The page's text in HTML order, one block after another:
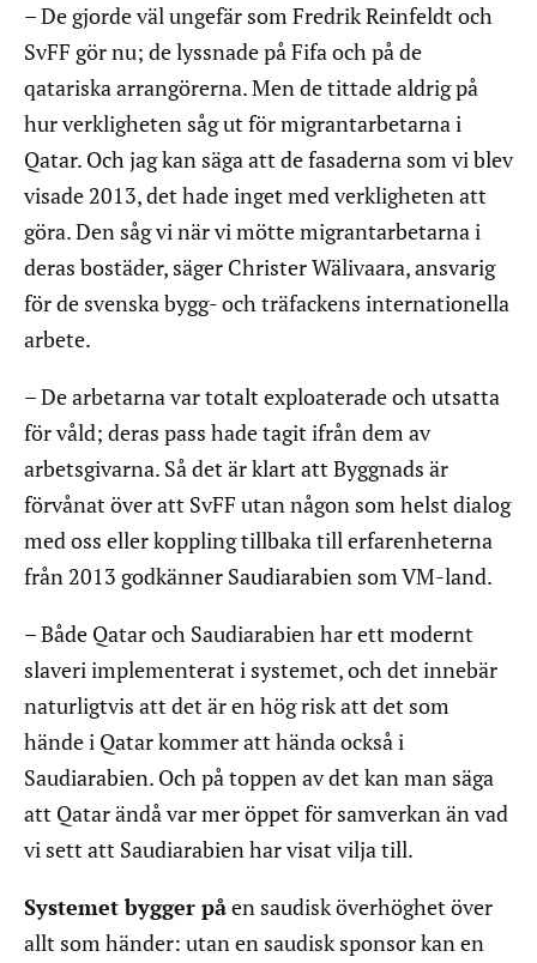
– De gjorde väl ungefär som Fredrik Reinfeldt och
SvFF gör nu; de lyssnade på Fifa och på de
qatariska arrangörerna. Men de tittade aldrig på
hur verkligheten såg ut för migrantarbetarna i
Qatar. Och jag kan säga att de fasaderna som vi blev
visade 2013, det hade inget med verkligheten att
göra. Den såg vi när vi mötte migrantarbetarna i
deras bostäder, säger Christer Wälivaara, ansvarig
för de svenska bygg- och träfackens internationella
arbete.
– De arbetarna var totalt exploaterade och utsatta
för våld; deras pass hade tagit ifrån dem av
arbetsgivarna. Så det är klart att Byggnads är
förvånat över att SvFF utan någon som helst dialog
med oss eller koppling tillbaka till erfarenheterna
från 2013 godkänner Saudiarabien som VM-land.
– Både Qatar och Saudiarabien har ett modernt
slaveri implementerat i systemet, och det innebär
naturligtvis att det är en hög risk att det som
hände i Qatar kommer att hända också i
Saudiarabien. Och på toppen av det kan man säga
att Qatar ändå var mer öppet för samverkan än vad
vi sett att Saudiarabien har visat vilja till.
Systemet bygger påen saudisk överhöghet över
allt som händer: utan en saudisk sponsor kan en